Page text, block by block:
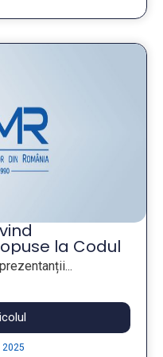
la Codul
Urbanismului
2025